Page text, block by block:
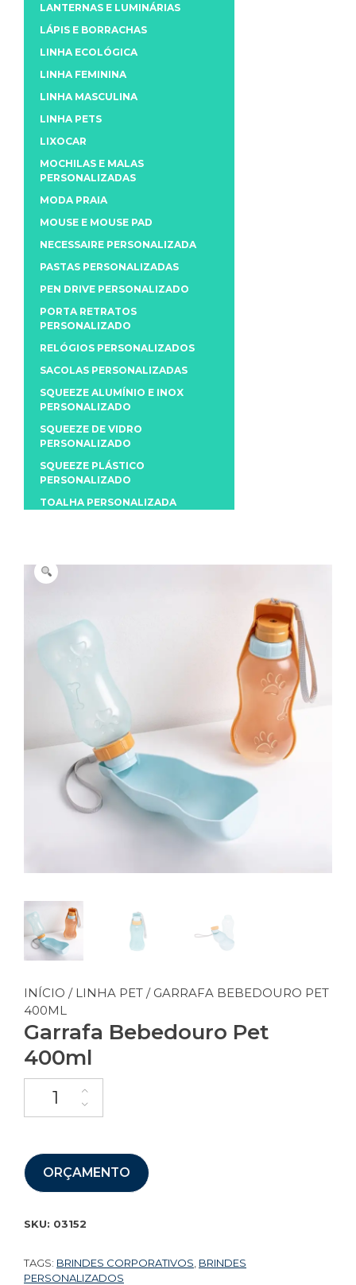
INÍCIO / LINHA PET / GARRAFA BEBEDOURO PET
400ML
Garrafa Bebedouro Pet
400ml
ORÇAMENTO
SKU: 03152
TAGS: BRINDES CORPORATIVOS BRINDES
PERSONALIZADOS
LANTERNAS E LUMINÁRIAS
LÁPIS E BORRACHAS
LINHA ECOLÓGICA
LINHA FEMININA
LINHA MASCULINA
LINHA PETS
LIXOCAR
MOCHILAS E MALAS
PERSONALIZADAS
MODA PRAIA
MOUSE E MOUSE PAD
NECESSAIRE PERSONALIZADA
PASTAS PERSONALIZADAS
PEN DRIVE PERSONALIZADO
PORTA RETRATOS
PERSONALIZADO
RELÓGIOS PERSONALIZADOS
SACOLAS PERSONALIZADAS
SQUEEZE ALUMÍNIO E INOX
PERSONALIZADO
SQUEEZE DE VIDRO
PERSONALIZADO
SQUEEZE PLÁSTICO
PERSONALIZADO
TOALHA PERSONALIZADA